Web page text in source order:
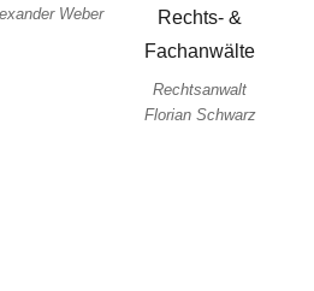
Weber
Rechtsanwalt
Florian Schwarz